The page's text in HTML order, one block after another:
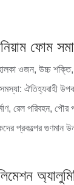
ফোম
ওজন, উচ্চ
ঐতিহ্যবাহী
রেল পরিবহন,
প্রকল্পের গুণমান